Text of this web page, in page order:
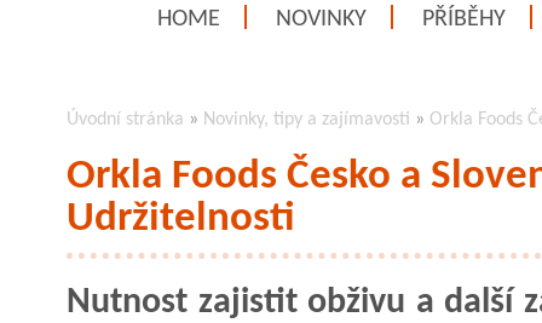
HOME NOVINKY PŘÍBĚHY
Úvodní stránka » Novinky, tipy a zajímavosti » Orkla Foods
Orkla Foods Česko a
Udržitelnosti
Nutnost zajistit obživu a další